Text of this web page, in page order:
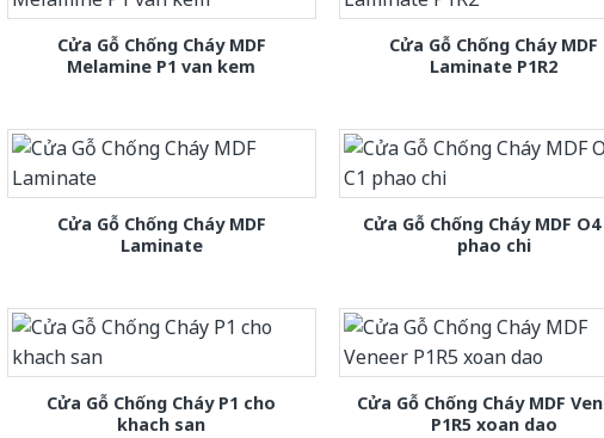
Cửa Gỗ Chống Cháy MDF
Melamine P1 van kem
Cửa Gỗ Chống Cháy MDF
Laminate P1R2
Cửa Gỗ Chống Cháy MDF
Laminate
Cửa Gỗ Chống Cháy MDF O4
phao chi
Cửa Gỗ Chống Cháy P1 cho
khach san
Cửa Gỗ Chống Cháy MDF
P1R5 xoan dao